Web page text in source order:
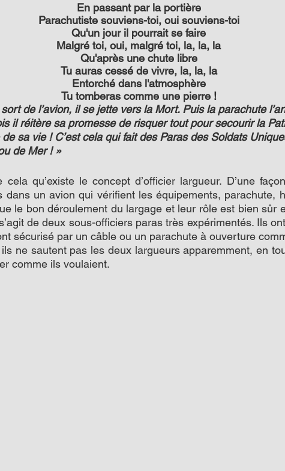
En passant par la portière
Parachutiste souviens-toi, oui souviens-toi
Qu'un jour il pourrait se faire
Malgré toi, oui, malgré toi, la, la, la
Qu'après une chute libre
Tu auras cessé de vivre, la, la, la
Entorché dans l'atmosphère
Tu tomberas comme une pierre !
de l’avion, il se jette vers la Mort. Puis la parachute
il réitère sa promesse de risquer tout pour secourir la
de sa vie ! C’est cela qui fait des Paras des Soldats
de Mer ! »
cela qu’existe le concept d’officier largueur. D’une
dans un avion qui vérifient les équipements, parachute,
le bon déroulement du largage et leur rôle est bien sûr
de deux sous-officiers paras très expérimentés. Ils
sécurisé par un câble ou un parachute à ouverture
ne sautent pas les deux largueurs apparemment, en
comme ils voulaient.